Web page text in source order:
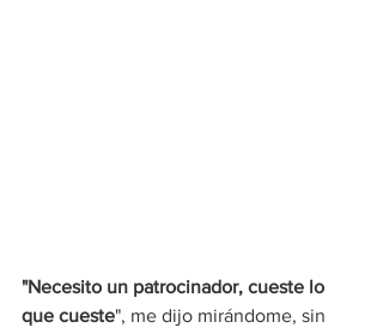
"Necesito un patrocinador, cueste lo
que cueste", me dijo mirándome, sin